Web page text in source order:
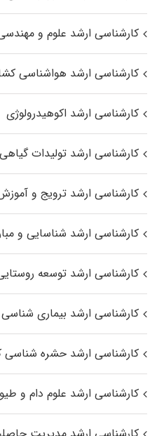
کارشناسی ارشد علوم و
کارشناسی ارشد هواشناسی
کارشناسی ارشد اکوهیدرولوژی
کارشناسی ارشد تولیدات گیاهی
کارشناسی ارشد ترویج و
کارشناسی ارشد شناسایی و
کارشناسی ارشد توسعه
کارشناسی ارشد بیماری‌
کارشناسی ارشد حشره‌ شناسی
کارشناسی ارشد علوم دام و